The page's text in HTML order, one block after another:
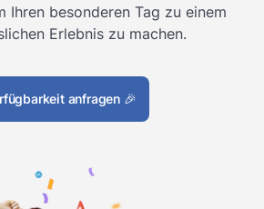
Ihren besonderen Tag zu einem
Erlebnis zu machen.
anfragen 🎉